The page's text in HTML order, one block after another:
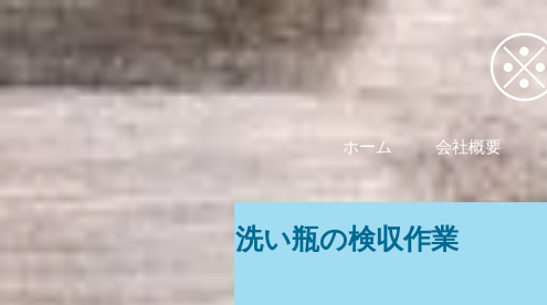
ホーム 会社概要
洗い瓶の検収作業